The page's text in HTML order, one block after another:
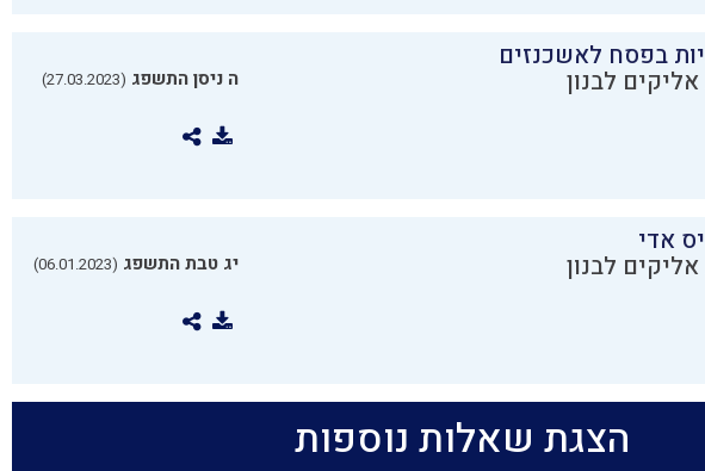
בפסח לאשכנזים
לבנון ה ניסן התשפג (27.03.2023)
אדי
לבנון יג טבת התשפג (06.01.2023)
הצגת שאלות נוספות